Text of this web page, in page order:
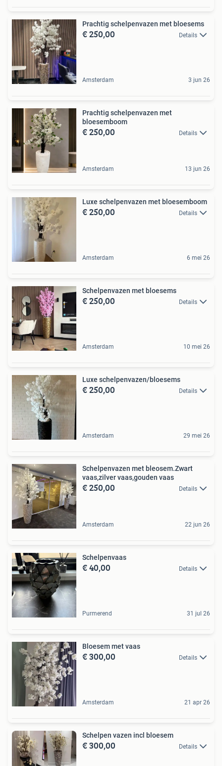
Prachtig schelpenvazen met bloesems
€ 250,00 Details
Amsterdam 3 jun 26
Prachtig schelpenvazen met
bloesemboom
€ 250,00 Details
Amsterdam 13 jun 26
Luxe schelpenvazen met bloesemboom
€ 250,00 Details
Amsterdam 6 mei 26
Schelpenvazen met bloesems
€ 250,00 Details
Amsterdam 10 mei 26
Luxe schelpenvazen/bloesems
€ 250,00 Details
Amsterdam 29 mei 26
Schelpenvazen met bleosem.Zwart
vaas,zilver vaas,gouden vaas
€ 250,00 Details
Amsterdam 22 jun 26
Schelpenvaas
€ 40,00 Details
Purmerend 31 jul 26
Bloesem met vaas
€ 300,00 Details
Amsterdam 21 apr 26
Schelpen vazen incl bloesem
€ 300,00 Details